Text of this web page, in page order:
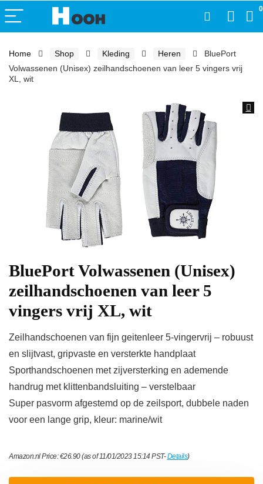
0
Home Shop Kleding Heren
BluePort
Volwassenen (Unisex) zeilhandschoenen van leer 5 vingers vrij
XL, wit
BluePort Volwassenen (Unisex)
zeilhandschoenen van leer 5
vingers vrij XL, wit
Zeilhandschoenen van fijn geitenleer 5-vingervrij – robuust
en slijtvast, gripvaste en versterkte handplaat
Sporthandschoenen met zijversterking en ademende
handrug met klittenbandsluiting – verstelbaar
Super pasvorm afgestemd op de zeilsport, dubbele naden
voor een lange grip, kleur: marine/wit
Amazon.nl Price:€26.90(as of 11/01/2023 15:14 PST-Details)